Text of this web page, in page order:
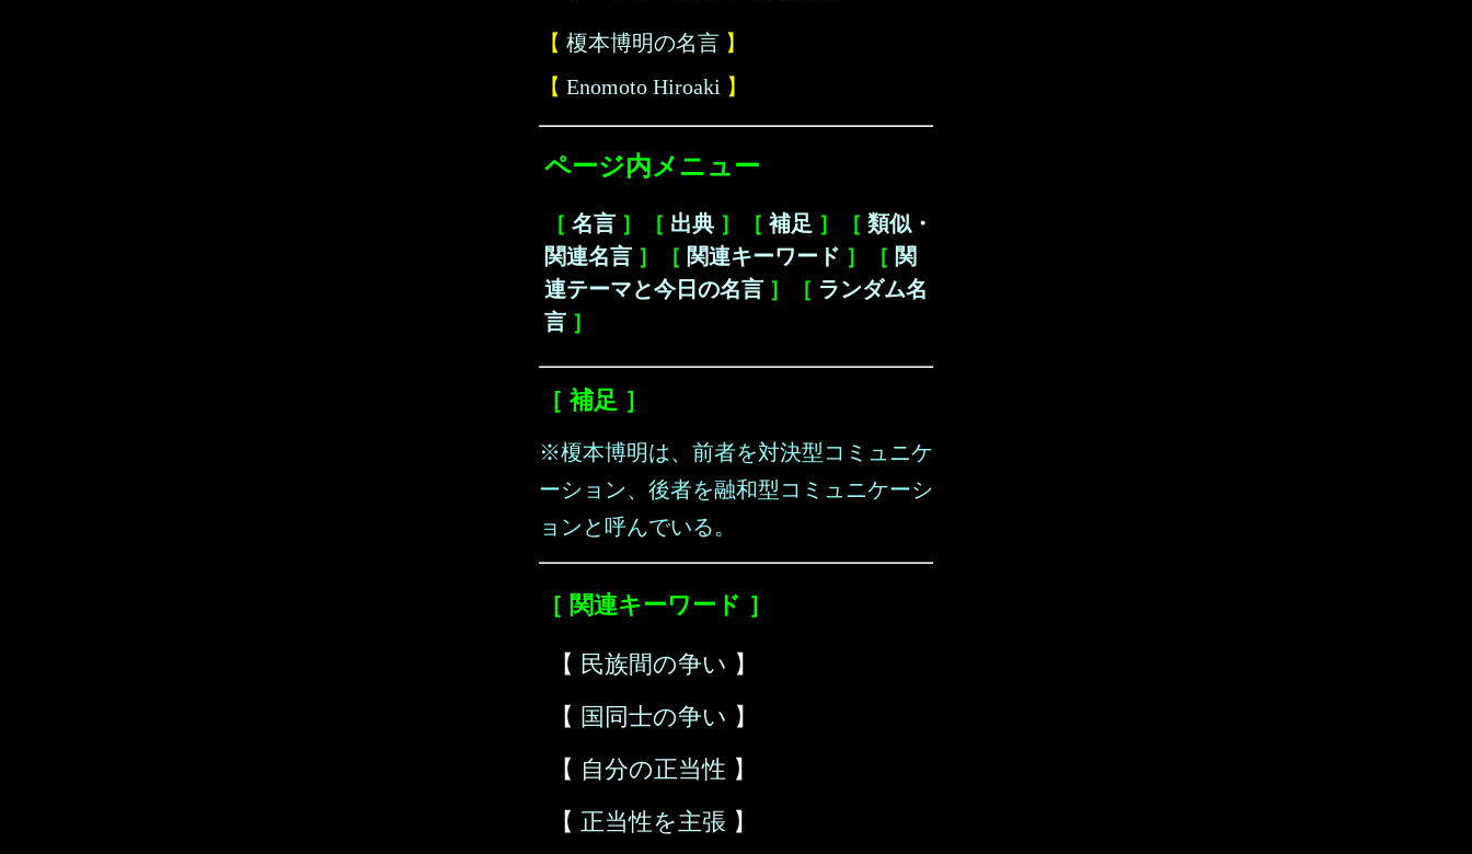
【 榎本博明の名言 】
【 Enomoto Hiroaki 】
ページ内メニュー
［ 名言 ］［ 出典 ］［補足 ］［ 類似・
関連名言 ］［ 関連キーワード ］［ 関
連テーマと今日の名言 ］［ ランダム名
言 ］
［ 補足 ］
※榎本博明は、前者を対決型コミュニケ
ーション、後者を融和型コミュニケーシ
ョンと呼んでいる。
［ 関連キーワード ］
【 民族間の争い 】
【 国同士の争い 】
【 自分の正当性 】
【 正当性を主張 】